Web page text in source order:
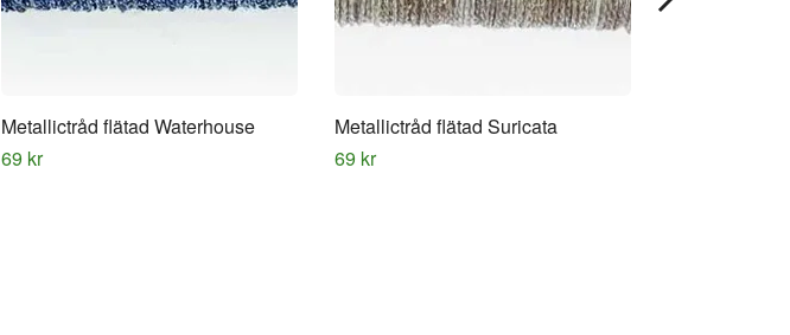
Metallictråd flätad Waterhouse
69 kr
Metallictråd flätad Suricata
69 kr